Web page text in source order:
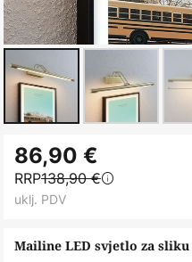
to
the
beginning
the
Mailine LED svjetlo za
86,90 €
RRP138,90 €
uklj. PDV